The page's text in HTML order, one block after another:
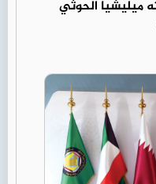
ميليشيا الحوثي